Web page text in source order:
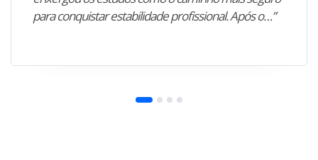
para conquistar estabilidade profissional. Após o…”